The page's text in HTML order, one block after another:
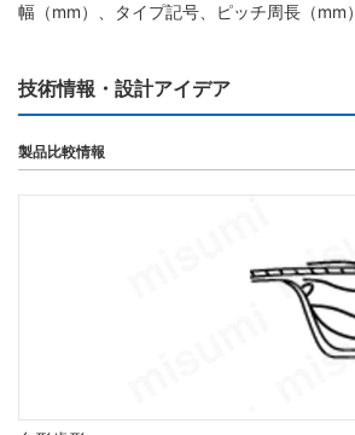
幅（mm）、タイプ記号、ピッチ周長（mm）
技術情報・設計アイデア
製品比較情報